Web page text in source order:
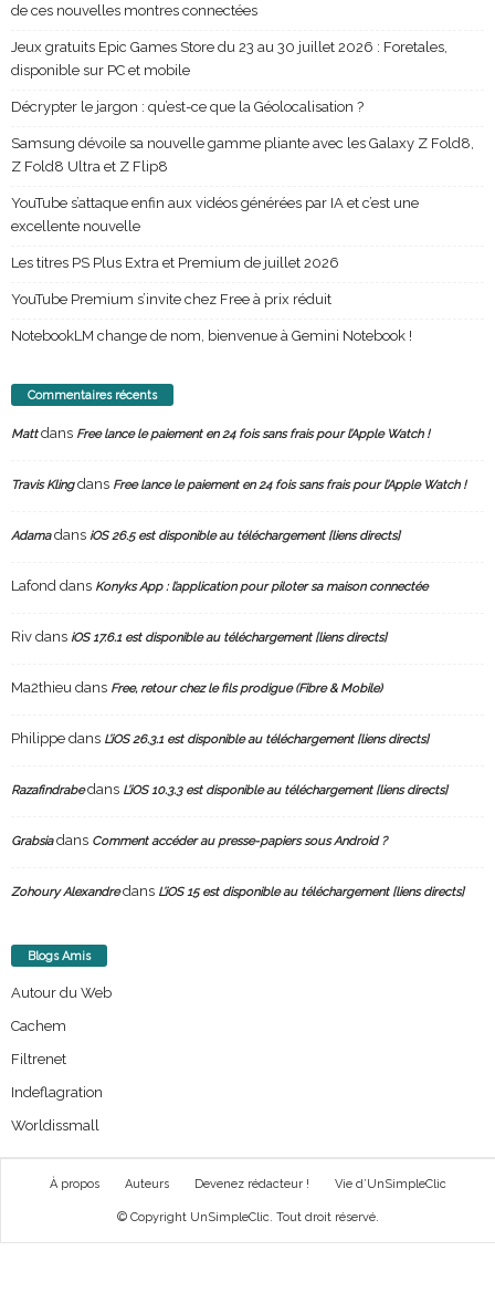
de ces nouvelles montres connectées
Jeux gratuits Epic Games Store du 23 au 30 juillet 2026 : Foretales,
disponible sur PC et mobile
Décrypter le jargon : qu’est-ce que la Géolocalisation ?
Samsung dévoile sa nouvelle gamme pliante avec les Galaxy Z Fold8,
Z Fold8 Ultra et Z Flip8
YouTube s’attaque enfin aux vidéos générées par IA et c’est une
excellente nouvelle
Les titres PS Plus Extra et Premium de juillet 2026
YouTube Premium s’invite chez Free à prix réduit
NotebookLM change de nom, bienvenue à Gemini Notebook !
Commentaires récents
Mattdans Free lance le paiement en 24 fois sans frais pour l’Apple Watch !
Travis Klingdans Free lance le paiement en 24 fois sans frais pour l’Apple Watch !
Adamadans iOS 26.5 est disponible au téléchargement [liens directs]
Lafond dans Konyks App : l’application pour piloter sa maison connectée
Riv dans iOS 17.6.1 est disponible au téléchargement [liens directs]
Ma2thieu dans Free, retour chez le fils prodigue (Fibre & Mobile)
Philippe dans L’iOS 26.3.1 est disponible au téléchargement [liens directs]
Razafindrabedans L’iOS 10.3.3 est disponible au téléchargement [liens directs]
Grabsiadans Comment accéder au presse-papiers sous Android ?
Zohoury Alexandredans L’iOS 15 est disponible au téléchargement [liens directs]
Blogs Amis
Autour du Web
Cachem
Filtrenet
Indeflagration
Worldissmall
À propos Auteurs Devenez rédacteur ! Vie d’UnSimpleClic
© Copyright UnSimpleClic. Tout droit réservé.